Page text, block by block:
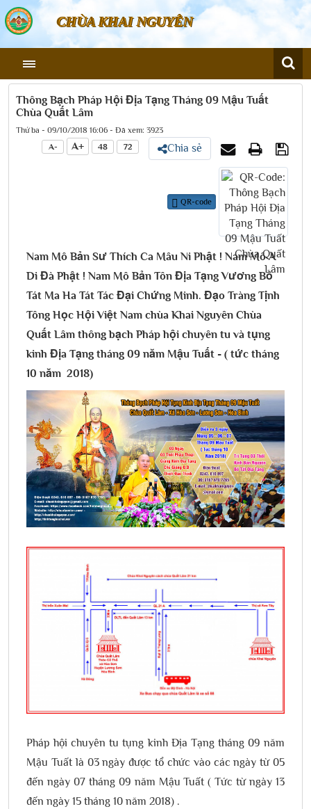
CHÙA KHAI NGUYÊN
Thông Bạch Pháp Hội Địa Tạng Tháng 09 Mậu Tuất
Chùa Quất Lâm
Thứ ba - 09/10/2018 16:06 - Đã xem: 3923
A-
A+ 48 72 Chia sẻ
QR-code
Nam Mô Bản Sư Thích Ca Mâu Ni Phật ! Nam Mô A
Di Đà Phật ! Nam Mô Bản Tôn Địa Tạng Vương Bồ
Tát Ma Ha Tát Tác Đại Chứng Minh. Đạo Tràng Tịnh
Tông Học Hội Việt Nam chùa Khai Nguyên Chùa
Quất Lâm thông bạch Pháp hội chuyên tu và tụng
kinh Địa Tạng tháng 09 năm Mậu Tuất - ( tức tháng
10 năm 2018)
Pháp hội chuyên tu tụng kinh Địa Tạng tháng 09 năm
Mậu Tuất là 03 ngày được tổ chức vào các ngày từ 05
đến ngày 07 tháng 09 năm Mậu Tuất ( Tức từ ngày 13
đến ngày 15 tháng 10 năm 2018) .